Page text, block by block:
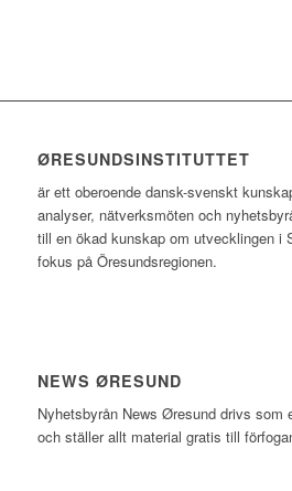
ØRESUNDSINSTITUTTET
är ett oberoende dansk-svenskt
analyser, nätverksmöten och
till en ökad kunskap om utvecklingen i
fokus på Öresundsregionen.
NEWS ØRESUND
Nyhetsbyrån News Øresund drivs som
och ställer allt material gratis till